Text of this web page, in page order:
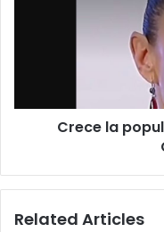
Crece la
Related Articles